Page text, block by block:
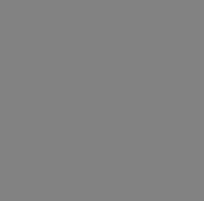
Strictly necessary cookies allow core website